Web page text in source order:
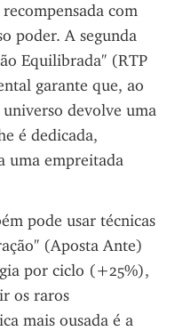
com
poder. A segunda
Equilibrada" (RTP
garante que, ao
devolve uma
é dedicada,
uma empreitada
pode usar técnicas
(Aposta Ante)
por ciclo (+25%),
os raros
mais ousada é a